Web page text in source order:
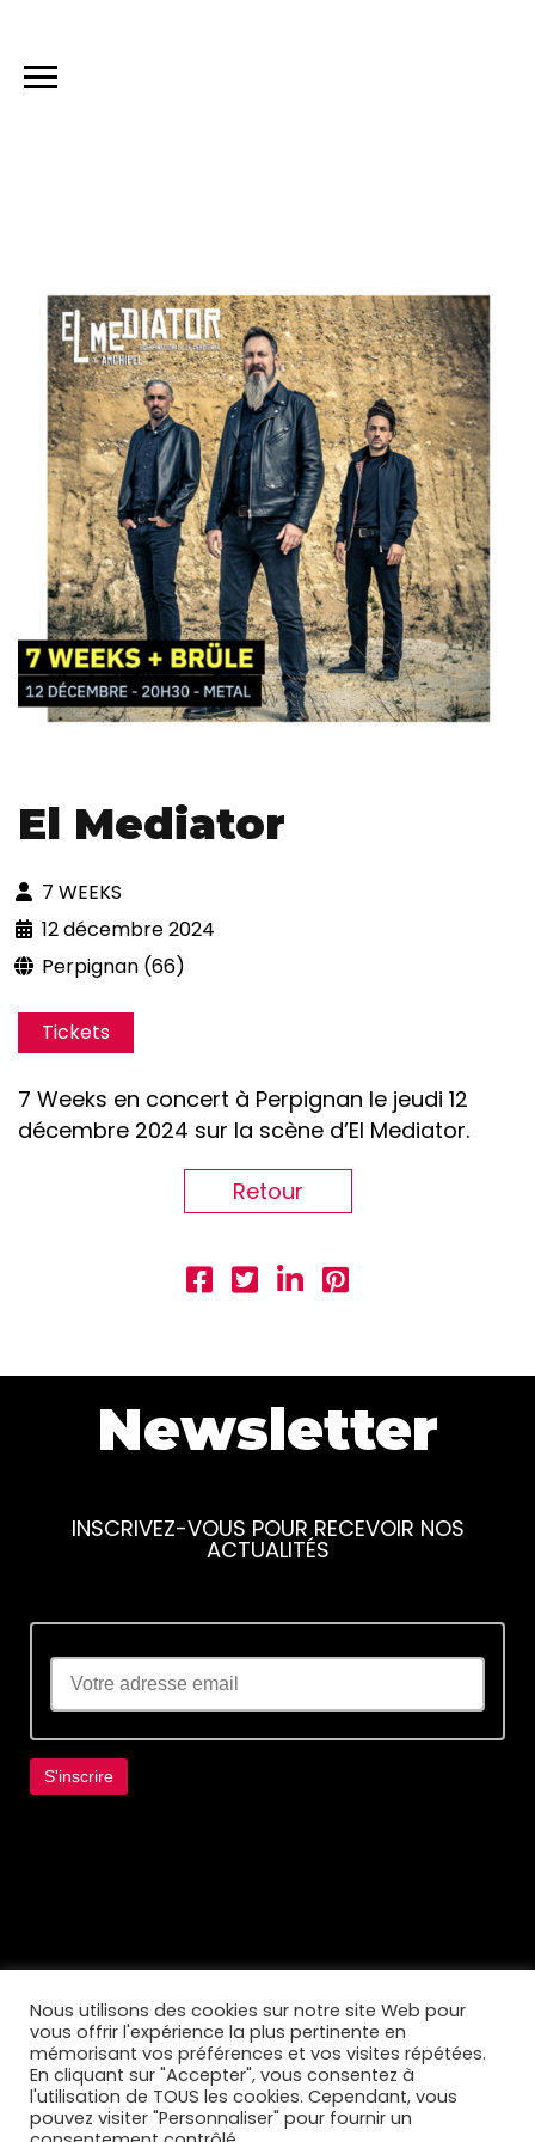
El Mediator
7 WEEKS
12 décembre 2024
Perpignan (66)
Tickets
7 Weeks en concert à Perpignan le jeudi 12
décembre 2024 sur la scène d’El Mediator.
Retour
Newsletter
INSCRIVEZ-VOUS POUR RECEVOIR NOS
ACTUALITÉS
Nous utilisons des cookies sur notre site Web pour
vous offrir l'expérience la plus pertinente en
mémorisant vos préférences et vos visites répétées.
En cliquant sur "Accepter", vous consentez à
l'utilisation de TOUS les cookies. Cependant, vous
pouvez visiter "Personnaliser" pour fournir un